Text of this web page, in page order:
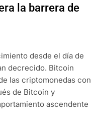
la barrera de
desde el día de
decrecido. Bitcoin
las criptomonedas con
de Bitcoin y
ascendente